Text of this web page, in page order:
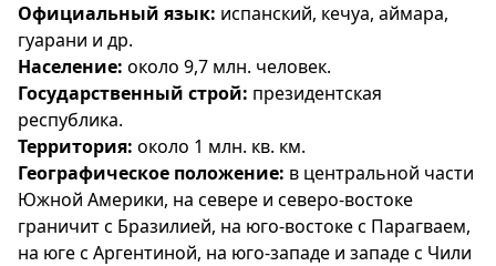
Официальный язык: испанский, кечуа, аймара,
гуарани и др.
Население: около 9,7 млн. человек.
Государственный строй: президентская
республика.
Территория: около 1 млн. кв. км.
Географическое положение: в центральной части
Южной Америки, на севере и северо-востоке
граничит с Бразилией, на юго-востоке с Парагваем,
на юге с Аргентиной, на юго-западе и западе с Чили